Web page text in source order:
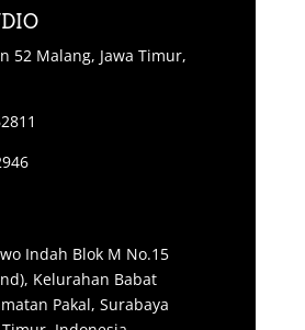
52 Malang, Jawa Timur,
Indah Blok M No.15
Kelurahan Babat
Pakal, Surabaya